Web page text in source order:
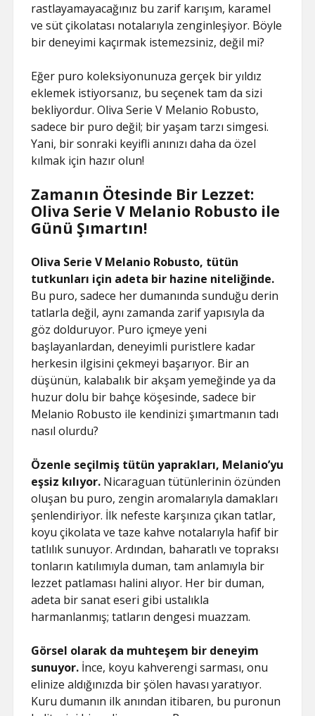
rastlayamayacağınız bu zarif karışım, karamel
ve süt çikolatası notalarıyla zenginleşiyor. Böyle
bir deneyimi kaçırmak istemezsiniz, değil mi?
Eğer puro koleksiyonunuza gerçek bir yıldız
eklemek istiyorsanız, bu seçenek tam da sizi
bekliyordur. Oliva Serie V Melanio Robusto,
sadece bir puro değil; bir yaşam tarzı simgesi.
Yani, bir sonraki keyifli anınızı daha da özel
kılmak için hazır olun!
Zamanın Ötesinde Bir Lezzet:
Oliva Serie V Melanio Robusto ile
Günü Şımartın!
Oliva Serie V Melanio Robusto, tütün
tutkunları için adeta bir hazine niteliğinde.
Bu puro, sadece her dumanında sunduğu derin
tatlarla değil, aynı zamanda zarif yapısıyla da
göz dolduruyor. Puro içmeye yeni
başlayanlardan, deneyimli puristlere kadar
herkesin ilgisini çekmeyi başarıyor. Bir an
düşünün, kalabalık bir akşam yemeğinde ya da
huzur dolu bir bahçe köşesinde, sadece bir
Melanio Robusto ile kendinizi şımartmanın tadı
nasıl olurdu?
Özenle seçilmiş tütün yaprakları, Melanio’yu
eşsiz kılıyor. Nicaraguan tütünlerinin özünden
oluşan bu puro, zengin aromalarıyla damakları
şenlendiriyor. İlk nefeste karşınıza çıkan tatlar,
koyu çikolata ve taze kahve notalarıyla hafif bir
tatlılık sunuyor. Ardından, baharatlı ve topraksı
tonların katılımıyla duman, tam anlamıyla bir
lezzet patlaması halini alıyor. Her bir duman,
adeta bir sanat eseri gibi ustalıkla
harmanlanmış; tatların dengesi muazzam.
Görsel olarak da muhteşem bir deneyim
sunuyor. İnce, koyu kahverengi sarması, onu
elinize aldığınızda bir şölen havası yaratıyor.
Kuru dumanın ilk anından itibaren, bu puronun